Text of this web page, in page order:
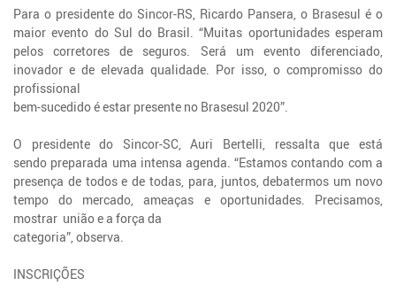
Para o presidente do Sincor-RS, Ricardo Pansera, o Brasesul é o
maior evento do Sul do Brasil. “Muitas oportunidades esperam
pelos corretores de seguros. Será um evento diferenciado,
inovador e de elevada qualidade. Por isso, o compromisso do
profissional
bem-sucedido é estar presente no Brasesul 2020”.
O presidente do Sincor-SC, Auri Bertelli, ressalta que está
sendo preparada uma intensa agenda. “Estamos contando com a
presença de todos e de todas, para, juntos, debatermos um novo
tempo do mercado, ameaças e oportunidades. Precisamos,
mostrar união e a força da
categoria”, observa.
INSCRIÇÕES